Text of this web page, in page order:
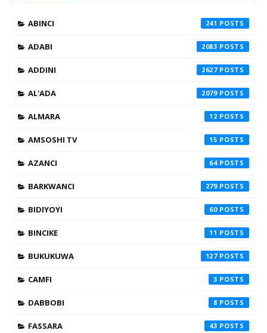
ABINCI 241
ADABI 2083
ADDINI 2627
AL'ADA 2079
ALMARA 12
AMSOSHI TV 15
AZANCI 64
BARKWANCI 279
BIDIYOYI 60
BINCIKE 11
BUKUKUWA 127
CAMFI 3
DABBOBI 8
FASSARA 43